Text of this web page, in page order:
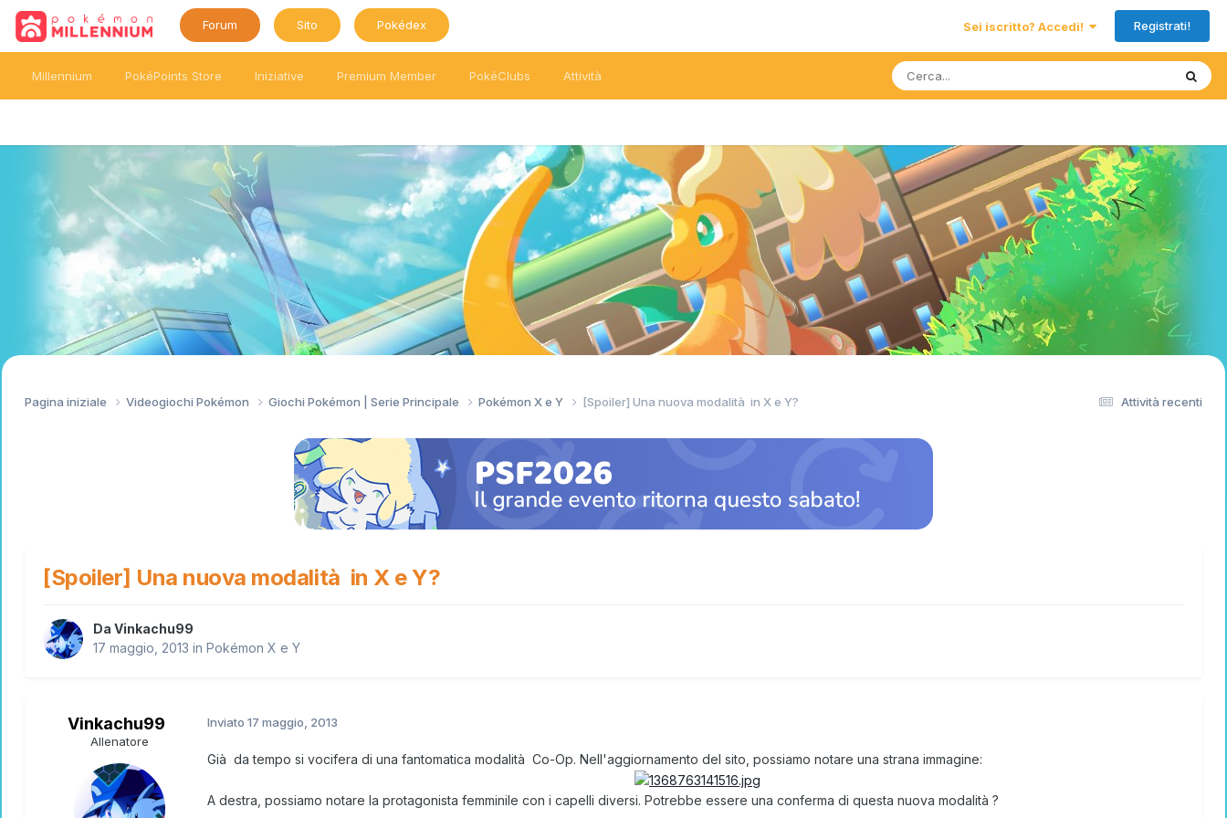
Forum Sito Pokédex Sei iscritto? Accedi! Registrati!
Millennium PokéPoints Store Iniziative Premium Member PokéClubs Attività
Attività recenti
Pagina iniziale Videogiochi Pokémon Giochi Pokémon | Serie Principale Pokémon X e Y [Spoiler] Una nuova modalità in X e Y?
[Spoiler] Una nuova modalità in X e Y?
Da Vinkachu99
17 maggio, 2013 in Pokémon X e Y
Vinkachu99
Allenatore
Inviato 17 maggio, 2013
Già da tempo si vocifera di una fantomatica modalità Co-Op. Nell'aggiornamento del sito, possiamo notare una strana immagine:
A destra, possiamo notare la protagonista femminile con i capelli diversi. Potrebbe essere una conferma di questa nuova modalità ?